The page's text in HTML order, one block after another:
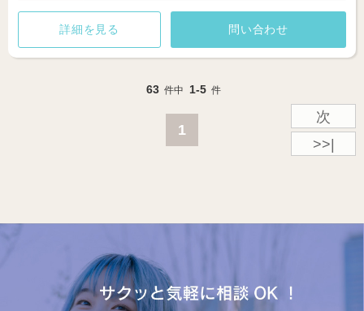
詳細を見る 問い合わせ
63 件中 1-5 件
1
次
>>|